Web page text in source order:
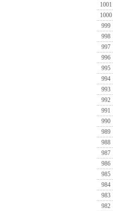
1001
1000
999
998
997
996
995
994
993
992
991
990
989
988
987
986
985
984
983
982